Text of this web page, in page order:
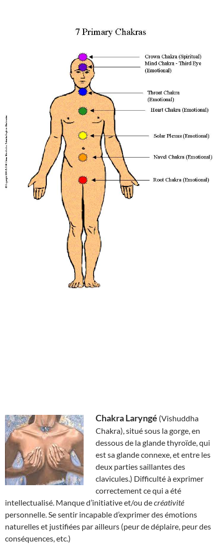
Chakra Laryngé (Vishuddha
Chakra), situé sous la gorge, en
dessous de la glande thyroïde, qui
est sa glande connexe, et entre les
deux parties saillantes des
clavicules.) Difficulté à exprimer
correctement ce qui a été
intellectualisé. Manque d’initiative et/ou decréativité
personnelle. Se sentir incapable d’exprimer des émotions
naturelles et justifiées par ailleurs (peur de déplaire, peur des
conséquences, etc.)